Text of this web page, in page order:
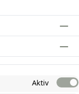
Aktiv